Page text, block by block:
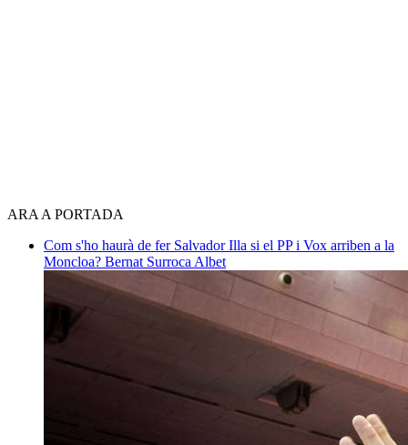
ARA A PORTADA
Com s'ho haurà de fer Salvador Illa si el PP i Vox arriben a la
Moncloa? Bernat Surroca Albet